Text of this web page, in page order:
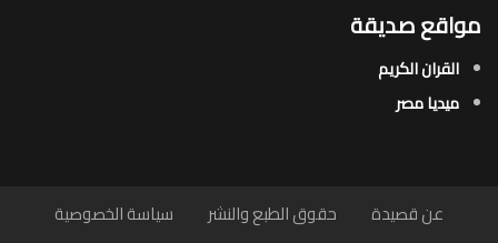
مواقع صديقة
القران الكريم
ميديا مصر
عن قصيدة حقوق الطبع والنشر سياسة الخصوصية